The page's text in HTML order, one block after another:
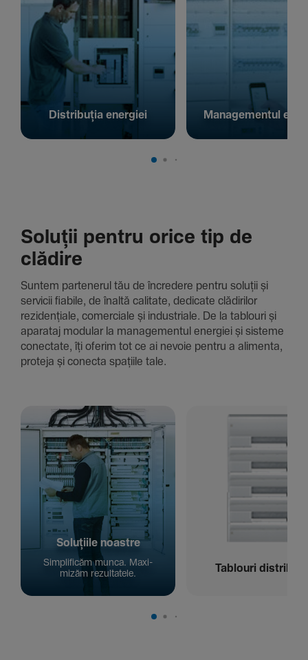
Distribuția energiei Managementul
Soluții pentru orice tip de
clădire
Suntem parte­nerul tău de încre­dere pentru soluții și
servicii fiabile, de înaltă cali­tate, dedi­cate clădi­rilor
rezi­den­țiale, comer­ciale și indus­triale. De la tablouri și
aparataj modular la managementul energiei și sisteme
conec­tate, îți oferim tot ce ai nevoie pentru a alimenta,
proteja și conecta spațiile tale.
Solu­țiile noastre
Simpli­ficăm munca. Maxi­
mizăm rezul­ta­tele.
Tablouri